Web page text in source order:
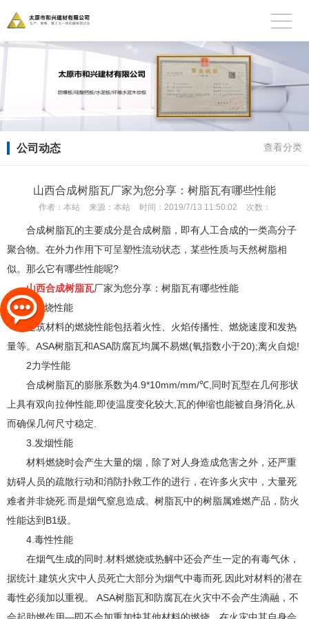
公司动态 查看分类
山西合成树脂瓦厂家为您分享：树脂瓦有哪些性能
作者： 本站 来源： 本站 时间： 2019/7/13 11:50:02 次数：
合成树脂瓦的主要成分是合成树脂，即有人工合成的一类高分子
聚合物。在外力作用下可呈塑性流动状态，某些性质与天然树脂相
似。那么它有哪些性能呢?
山西合成树脂瓦厂家为您分享：树脂瓦有哪些性能
1.燃烧性能
建筑材料的燃烧性能包括着火性、火焰传播性、燃烧速度和发热
量等。ASA树脂瓦和ASA防腐瓦均属不易燃(氧指数小于20);离火自熄!
2力学性能
合成树脂瓦的膨胀系数为4.9*10mm/mm/℃,同时瓦型在几何形状
上具有双向拉伸性能,即使温度变化较大,瓦的伸缩也能被自身消化,从
而确保几何尺寸稳定.
3.发烟性能
材料燃烧时会产生大量的烟，除了对人身造成危害之外，还严重
妨碍人员的疏散行动和消防扑救工作的进行，在许多火灾中，大量死
难者并非烧死.而是烟气窒息造成。树脂瓦中的树脂属难燃产品，防火
性能达到B1级。
4.毒性性能
在烟气生成的同时.材料燃烧或热解中还会产生一定的有毒气休，
据统计.建筑火灾中人员死亡大部分为烟气中毒而死.因此对材料的潜在
毒性必须加以重视。 ASA树脂瓦和防腐瓦在火灾中不会产生滴融，不
会起助燃作用—即不会加重加快其他材料的燃烧，在火灾中其自身会